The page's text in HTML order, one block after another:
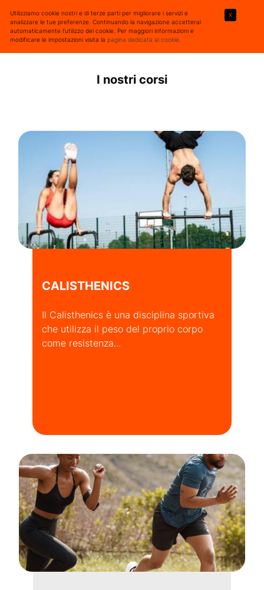
I nostri corsi
CALISTHENICS
Il Calisthenics è una disciplina sportiva
che utilizza il peso del proprio corpo
come resistenza...
Utilizziamo cookie nostri e di terze parti per migliorare i servizi e
analizzare le tue preferenze. Continuando la navigazione accetterai
automaticamente l’utilizzo dei cookie. Per maggiori informazioni e
modificare le impostazioni visita lapagina dedicata ai cookie
X